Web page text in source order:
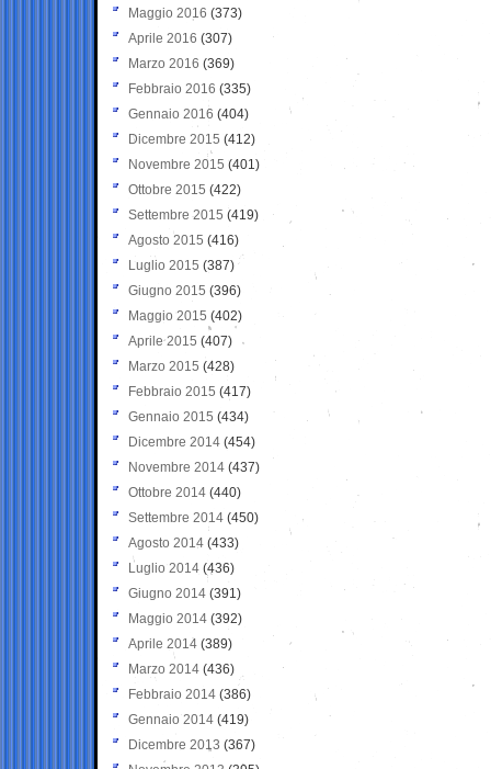
Maggio 2016 (373)
Aprile 2016 (307)
Marzo 2016 (369)
Febbraio 2016 (335)
Gennaio 2016 (404)
Dicembre 2015 (412)
Novembre 2015 (401)
Ottobre 2015 (422)
Settembre 2015 (419)
Agosto 2015 (416)
Luglio 2015 (387)
Giugno 2015 (396)
Maggio 2015 (402)
Aprile 2015 (407)
Marzo 2015 (428)
Febbraio 2015 (417)
Gennaio 2015 (434)
Dicembre 2014 (454)
Novembre 2014 (437)
Ottobre 2014 (440)
Settembre 2014 (450)
Agosto 2014 (433)
Luglio 2014 (436)
Giugno 2014 (391)
Maggio 2014 (392)
Aprile 2014 (389)
Marzo 2014 (436)
Febbraio 2014 (386)
Gennaio 2014 (419)
Dicembre 2013 (367)